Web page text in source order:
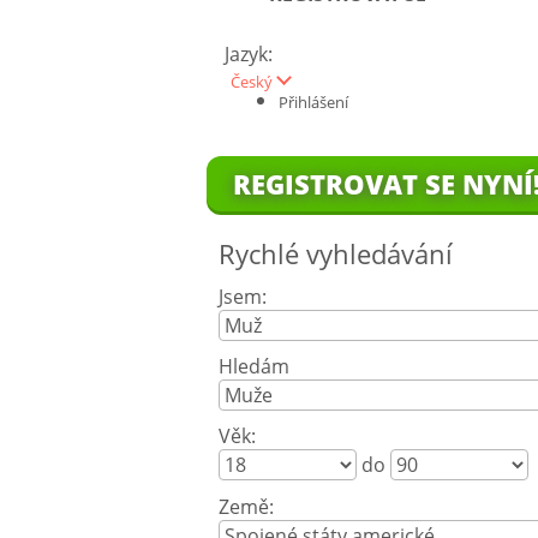
Jazyk:
Český
Přihlášení
REGISTROVAT SE
Rychlé vyhledávání
Jsem:
Hledám
Věk:
do
Země: